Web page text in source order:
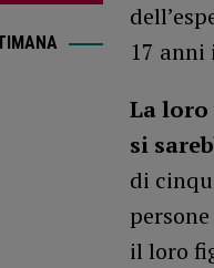
17 anni
La loro
si
di
il loro